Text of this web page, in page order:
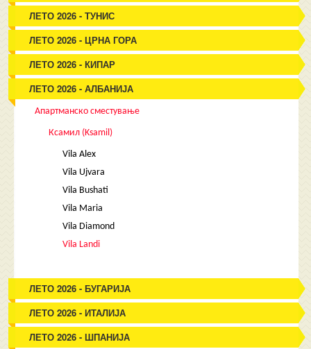
ЛЕТО 2026 - ТУНИС
ЛЕТО 2026 - ЦРНА ГОРА
ЛЕТО 2026 - КИПАР
ЛЕТО 2026 - АЛБАНИЈА
Апартманско сместување
Ксамил (Ksamil)
Vila Alex
Vila Ujvara
Vila Bushati
Vila Maria
Vila Diamond
Vila Landi
ЛЕТО 2026 - БУГАРИЈА
ЛЕТО 2026 - ИТАЛИЈА
ЛЕТО 2026 - ШПАНИЈА